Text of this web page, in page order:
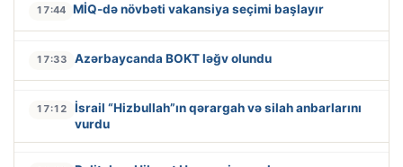
17:44 MİQ-də növbəti vakansiya seçimi başlayır
17:33 Azərbaycanda BOKT ləğv olundu
17:12
İsrail “Hizbullah”ın qərargah və silah anbarlarını
vurdu